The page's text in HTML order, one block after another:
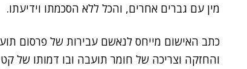
מין עם גברים אחרים, והכל ללא הסכמתו וידיעתו.
כתב האישום מייחס לנאשם עבירות של פרסום
והחזקה וצריכה של חומר תועבה ובו דמותו של